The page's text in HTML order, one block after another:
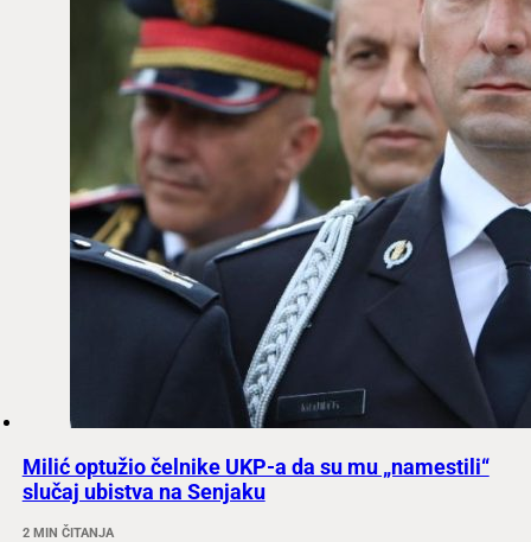
Milić optužio čelnike UKP-a da su mu „namestili“
slučaj ubistva na Senjaku
2 MIN ČITANJA